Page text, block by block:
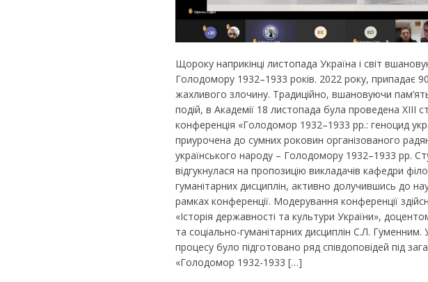
Щороку наприкінці листопада Україна і світ
Голодомору 1932–1933 років. 2022 року, припадає
жахливого злочину. Традиційно, вшановуючи
подій, в Академії 18 листопада була проведена ХІІІ
конференція «Голодомор 1932–1933 рр.: геноцид
приурочена до сумних роковин організованого
українського народу – Голодомору 1932–1933 рр.
відгукнулася на пропозицію викладачів кафедри
гуманітарних дисциплін, активно долучившись до
рамках конференції. Модерування конференції
«Історія державності та культури України»,
та соціально-гуманітарних дисциплін С.Л. Гуменним.
процесу було підготовано ряд співдоповідей під
«Голодомор 1932-1933 […]